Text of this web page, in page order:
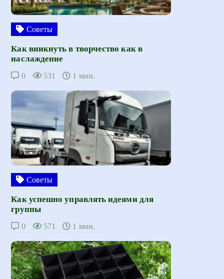
Советы
Как вникнуть в творчество как в
наслаждение
0 531 1 мин.
Советы
Как успешно управлять идеями для
группы
0 571 1 мин.